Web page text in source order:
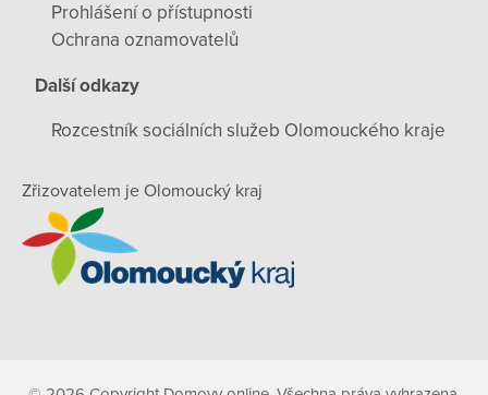
Prohlášení o přístupnosti
Ochrana oznamovatelů
Další odkazy
Rozcestník sociálních služeb Olomouckého kraje
Zřizovatelem je Olomoucký kraj